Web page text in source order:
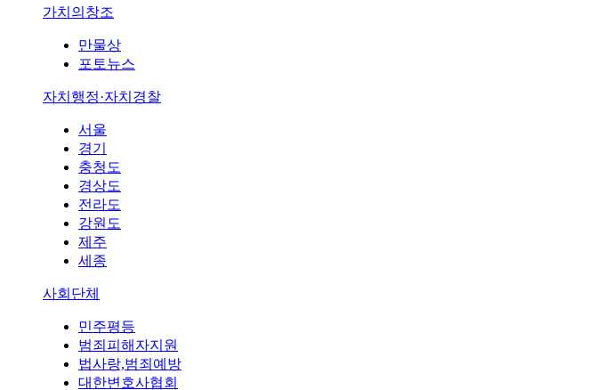
가치의창조
만물상
포토뉴스
자치행정·자치경찰
서울
경기
충청도
경상도
전라도
강원도
제주
세종
사회단체
민주평등
범죄피해자지원
법사랑,범죄예방
대한변호사협회